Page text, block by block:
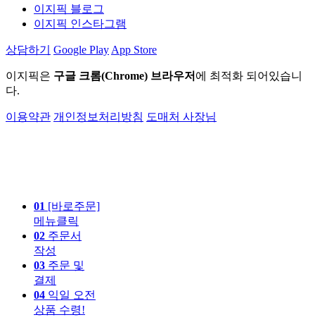
이지픽 블로그
이지픽 인스타그램
상담하기 Google Play App Store
이지픽은 구글 크롬(Chrome) 브라우저 에 최적화 되어있습니
다.
이용약관 개인정보처리방침 도매처 사장님
01 [바로주문]
메뉴클릭
02 주문서
작성
03 주문 및
결제
04 익일 오전
상품 수령!